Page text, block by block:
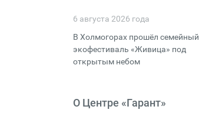
6 августа 2026 года
В Холмогорах прошёл семейный
экофестиваль «Живица» под
открытым небом
О Центре «Гарант»